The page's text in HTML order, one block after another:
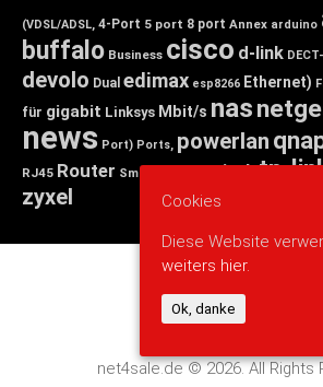
(VDSL/ADSL, 4-Port 5 port 8 port Annex arduino
buffalo Business cisco d-link
devolo Dual edimax esp8266 Ethernet)
für gigabit Linksys Mbit/s nas
news Port) Ports, powerlan
RJ45 Router Small switchtp-
zyxel
net4sale.de © 2026. All Rights
Cookies
Diese Website
weiters hier.
Ok, danke